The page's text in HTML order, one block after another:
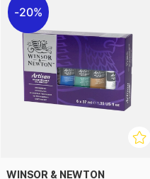
20%
WINSOR & NEWTON